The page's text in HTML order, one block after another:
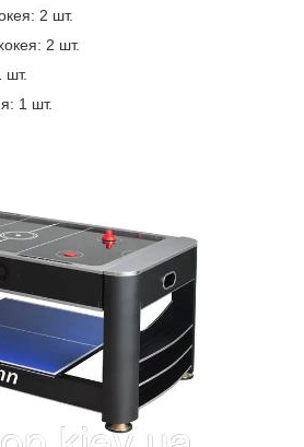
2 шт.
2 шт.
шт.
1 шт.